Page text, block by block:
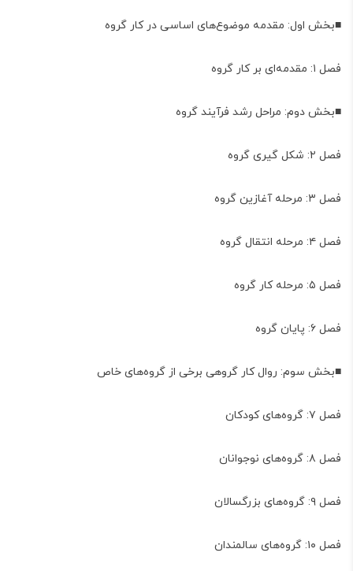
■بخش اول: مقدمه موضوع‌های اساسی در کار گروه
فصل ۱: مقدمه‌ای بر کار گروه
■بخش دوم: مراحل رشد فرآیند گروه
فصل ۲: شکل گیری گروه
فصل ۳: مرحله آغازین گروه
فصل ۴: مرحله انتقال گروه
فصل ۵: مرحله کار گروه
فصل ۶: پایان گروه
■بخش سوم: روال کار گروهی برخی از گروه‌های خاص
فصل ۷: گروه‌های کودکان
فصل ۸: گروه‌های نوجوانان
فصل ۹: گروه‌های بزرگسالان
فصل ۱۰: گروه‌های سالمندان